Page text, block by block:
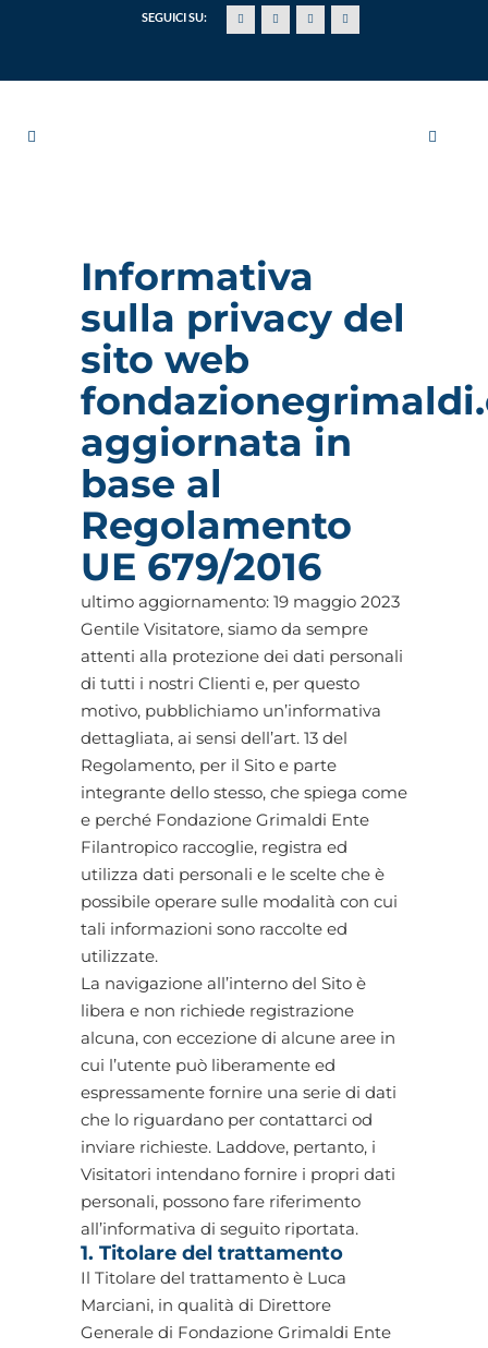
SEGUICI SU:
Informativa
sulla privacy del
sito web
aggiornata in
base al
Regolamento
UE 679/2016
ultimo aggiornamento: 19 maggio 2023
Gentile Visitatore, siamo da sempre
attenti alla protezione dei dati personali
di tutti i nostri Clienti e, per questo
motivo, pubblichiamo un’informativa
dettagliata, ai sensi dell’art. 13 del
Regolamento, per il Sito e parte
integrante dello stesso, che spiega come
e perché Fondazione Grimaldi Ente
Filantropico raccoglie, registra ed
utilizza dati personali e le scelte che è
possibile operare sulle modalità con cui
tali informazioni sono raccolte ed
utilizzate.
La navigazione all’interno del Sito è
libera e non richiede registrazione
alcuna, con eccezione di alcune aree in
cui l’utente può liberamente ed
espressamente fornire una serie di dati
che lo riguardano per contattarci od
inviare richieste. Laddove, pertanto, i
Visitatori intendano fornire i propri dati
personali, possono fare riferimento
all’informativa di seguito riportata.
1. Titolare del trattamento
Il Titolare del trattamento è Luca
Marciani, in qualità di Direttore
Generale di Fondazione Grimaldi Ente